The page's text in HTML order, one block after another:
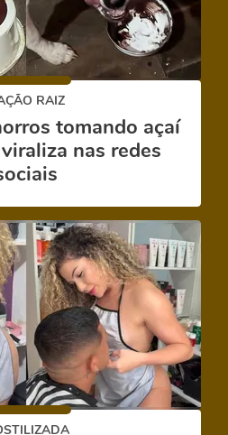
RAIZ
tomando açaí
nas redes